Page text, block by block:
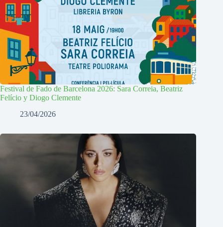
Festival de Fado de Barcelona 2026: Sara Correia, Beatriz
Felício y Diogo Clemente
23/04/2026